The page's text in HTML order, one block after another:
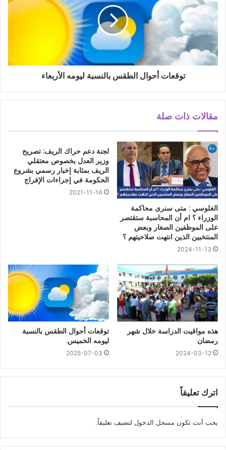
توقعات أحوال الطقس بالنسبة ليومه الأربعاء
مقالات ذات صلة
الغلوسي : متى سنرى محاكمة
الوزراء ؟ ام أن المحاسبة ستقتصر
على الموظفين الصغار وبعض
المنتخبين الذين انتهت صلاحيتهم ؟
2024-11-13
لجنة دعم حراك الريف: تصريح
وزير العدل بخصوص معتقلي
الريف بمثابة إخبار رسمي بشروع
الحكومة في إجراءات الإفراج
2021-11-14
هذه مواقيت الدراسة خلال شهر
رمضان
2024-03-12
توقعات أحوال الطقس بالنسبة
ليومه الخميس.
2025-07-03
اترك تعليقاً
يجب أنت تكون مسجل الدخول لتضيف تعليقاً.